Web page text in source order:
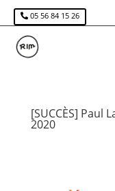
05 56 84 15 26
[SUCCÈS] Paul
2020